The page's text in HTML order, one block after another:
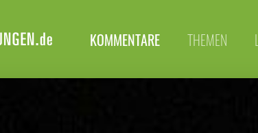
KOMMENTARE THEMEN